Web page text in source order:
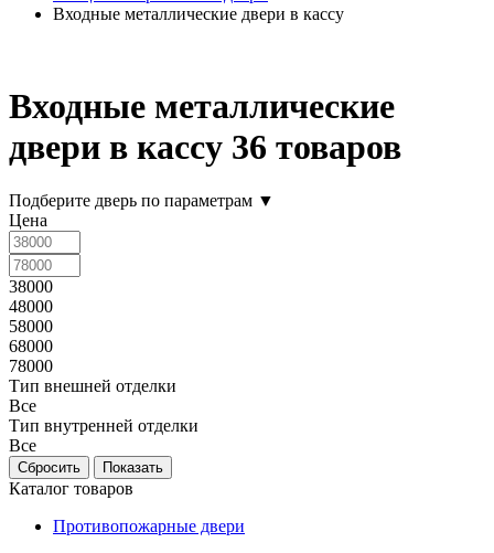
Входные металлические двери в кассу
Входные металлические
двери в кассу 36 товаров
Подберите дверь по параметрам ▼
Цена
38000
48000
58000
68000
78000
Тип внешней отделки
Все
Тип внутренней отделки
Все
Каталог товаров
Противопожарные двери